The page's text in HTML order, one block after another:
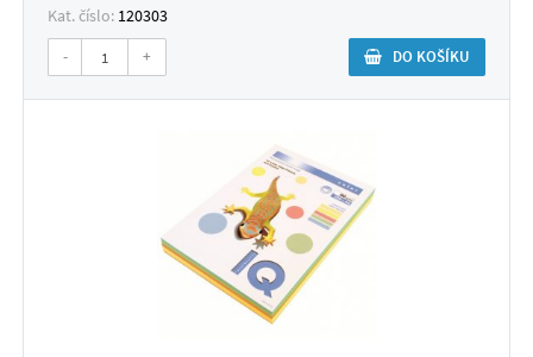
Kat. číslo: 120303
- + DO KOŠÍKU